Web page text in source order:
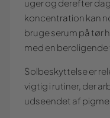
uger og derefter
koncentration kan
bruge serum på tør
med en
Solbeskyttelse er
vigtig i rutiner, der
udseendet af